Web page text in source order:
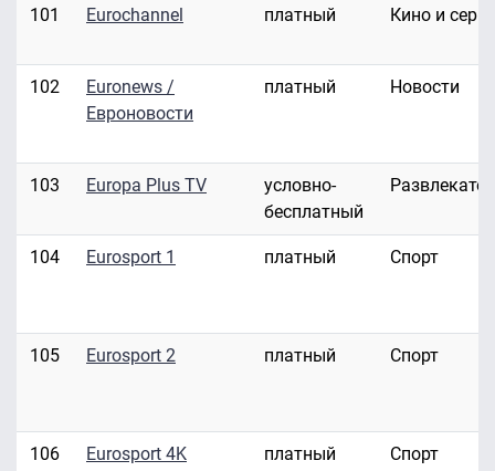
101 Eurochannel платный Кино и
102
Euronews /
Евроновости
платный Новости
103 Europa Plus TV
условно-
бесплатный
104 Eurosport 1 платный Спорт
105 Eurosport 2 платный Спорт
106 Eurosport 4K платный Спорт